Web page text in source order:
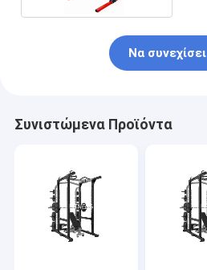
Να συνεχίσει
Συνιστώμενα Προϊόντα